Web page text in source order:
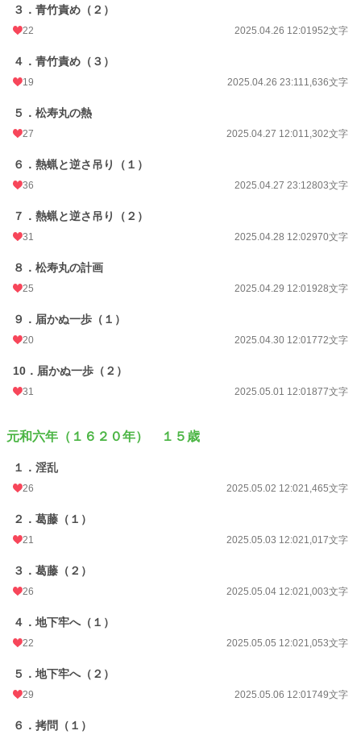
３．青竹責め（２）
22 2025.04.26 12:01952文字
４．青竹責め（３）
19 2025.04.26 23:111,636文字
５．松寿丸の熱
27 2025.04.27 12:011,302文字
６．熱蝋と逆さ吊り（１）
36 2025.04.27 23:12803文字
７．熱蝋と逆さ吊り（２）
31 2025.04.28 12:02970文字
８．松寿丸の計画
25 2025.04.29 12:01928文字
９．届かぬ一歩（１）
20 2025.04.30 12:01772文字
10．届かぬ一歩（２）
31 2025.05.01 12:01877文字
元和六年（１６２０年） １５歳
１．淫乱
26 2025.05.02 12:021,465文字
２．葛藤（１）
21 2025.05.03 12:021,017文字
３．葛藤（２）
26 2025.05.04 12:021,003文字
４．地下牢へ（１）
22 2025.05.05 12:021,053文字
５．地下牢へ（２）
29 2025.05.06 12:01749文字
６．拷問（１）